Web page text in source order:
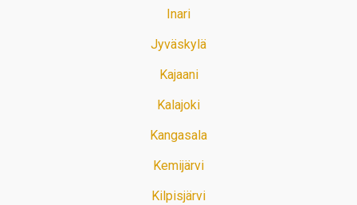
Inari
Jyväskylä
Kajaani
Kalajoki
Kangasala
Kemijärvi
Kilpisjärvi